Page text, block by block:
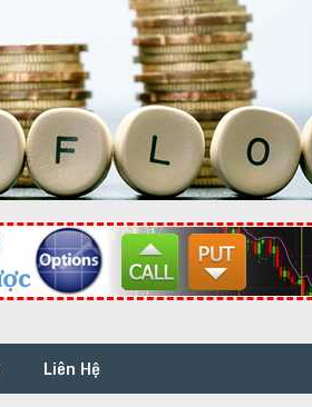
Liên Hệ